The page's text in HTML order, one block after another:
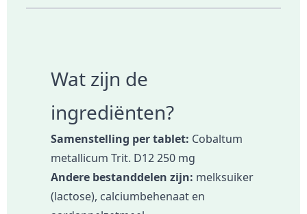
Wat zijn de
ingrediënten?
Samenstelling per tablet: Cobaltum
metallicum Trit. D12 250 mg
Andere bestanddelen zijn: melksuiker
(lactose), calciumbehenaat en